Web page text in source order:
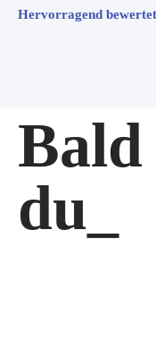
Hervorragend
Bald
du_